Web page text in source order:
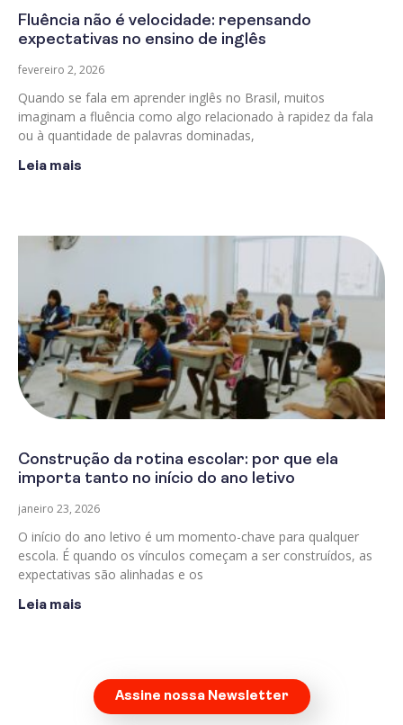
Fluência não é velocidade: repensando
expectativas no ensino de inglês
fevereiro 2, 2026
Quando se fala em aprender inglês no Brasil, muitos
imaginam a fluência como algo relacionado à rapidez da fala
ou à quantidade de palavras dominadas,
Leia mais
Construção da rotina escolar: por que ela
importa tanto no início do ano letivo
janeiro 23, 2026
O início do ano letivo é um momento-chave para qualquer
escola. É quando os vínculos começam a ser construídos, as
expectativas são alinhadas e os
Leia mais
Assine nossa Newsletter